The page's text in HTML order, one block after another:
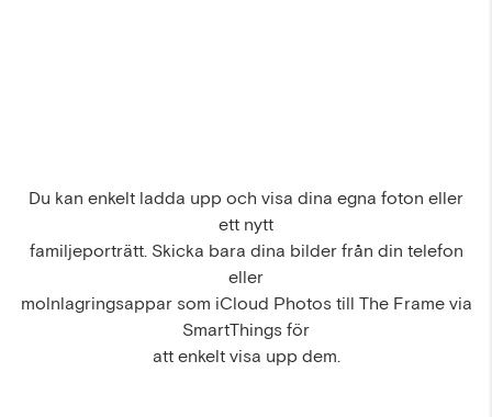
Du kan enkelt ladda upp och visa dina egna foton eller
ett nytt
familjeporträtt. Skicka bara dina bilder från din telefon
eller
molnlagringsappar som iCloud Photos till The Frame via
SmartThings för
att enkelt visa upp dem.